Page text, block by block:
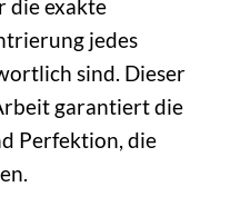
die exakte
jedes
sind. Dieser
garantiert die
Perfektion, die